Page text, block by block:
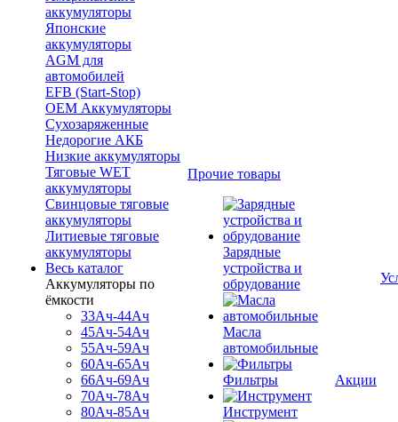
аккумуляторы
Японские
аккумуляторы
AGM для
автомобилей
EFB (Start-Stop)
OEM Аккумуляторы
Сухозаряженные
Недорогие АКБ
Низкие аккумуляторы
Тяговые WET
аккумуляторы
Свинцовые тяговые
аккумуляторы
Литиевые тяговые
аккумуляторы
Весь каталог
Аккумуляторы по
ёмкости
33Ач-44Ач
45Ач-54Ач
55Ач-59Ач
60Ач-65Ач
66Ач-69Ач
70Ач-78Ач
80Ач-85Ач
Прочие товары
Зарядные
устройства и
обрудование
Масла
автомобильные
Фильтры
Инструмент
Акции